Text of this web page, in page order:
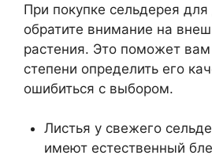
При покупке сельдерея
обратите внимание на
растения. Это поможет
степени определить его
ошибиться с выбором.
Листья у свежего
имеют естественный